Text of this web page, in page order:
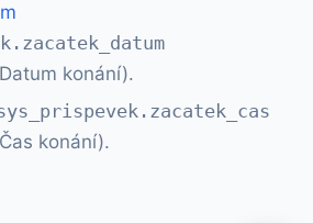
konání).
konání).